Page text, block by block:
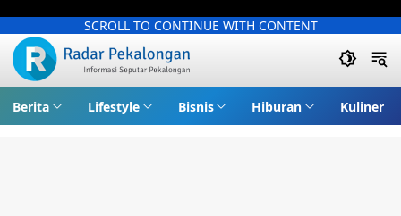
SCROLL TO CONTINUE WITH CONTENT
Berita Lifestyle Bisnis Hiburan Kuliner